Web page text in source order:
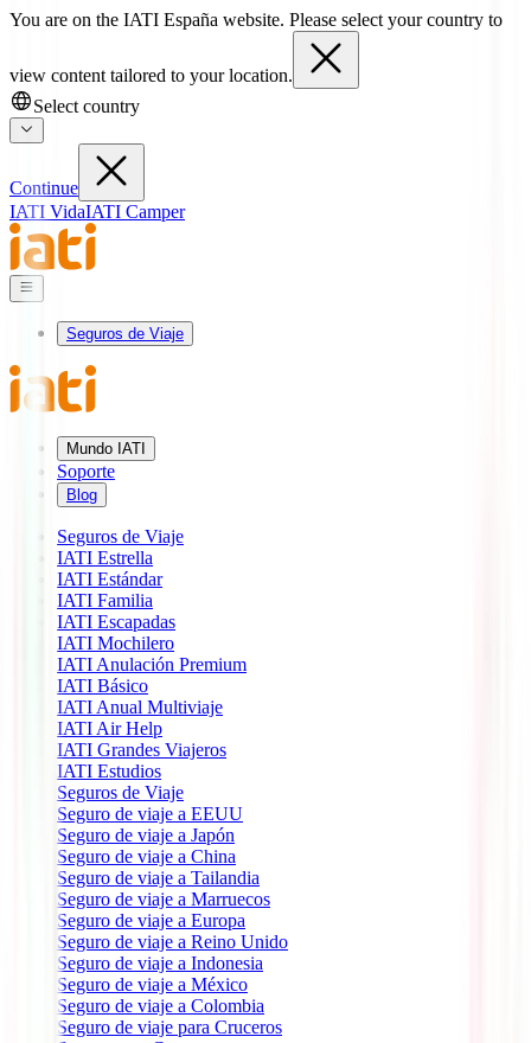
You are on the IATI España website. Please select your country to
view content tailored to your location.
Select country
Continue
IATI VidaIATI Camper
Seguros de Viaje
Mundo IATI
Soporte
Blog
Seguros de Viaje
IATI Estrella
IATI Estándar
IATI Familia
IATI Escapadas
IATI Mochilero
IATI Anulación Premium
IATI Básico
IATI Anual Multiviaje
IATI Air Help
IATI Grandes Viajeros
IATI Estudios
Seguros de Viaje
Seguro de viaje a EEUU
Seguro de viaje a Japón
Seguro de viaje a China
Seguro de viaje a Tailandia
Seguro de viaje a Marruecos
Seguro de viaje a Europa
Seguro de viaje a Reino Unido
Seguro de viaje a Indonesia
Seguro de viaje a México
Seguro de viaje a Colombia
Seguro de viaje para Cruceros